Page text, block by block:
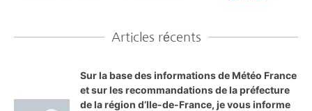
Articles récents
Sur la base des informations de Météo France
et sur les recommandations de la préfecture
de la région d’Ile-de-France, je vous informe